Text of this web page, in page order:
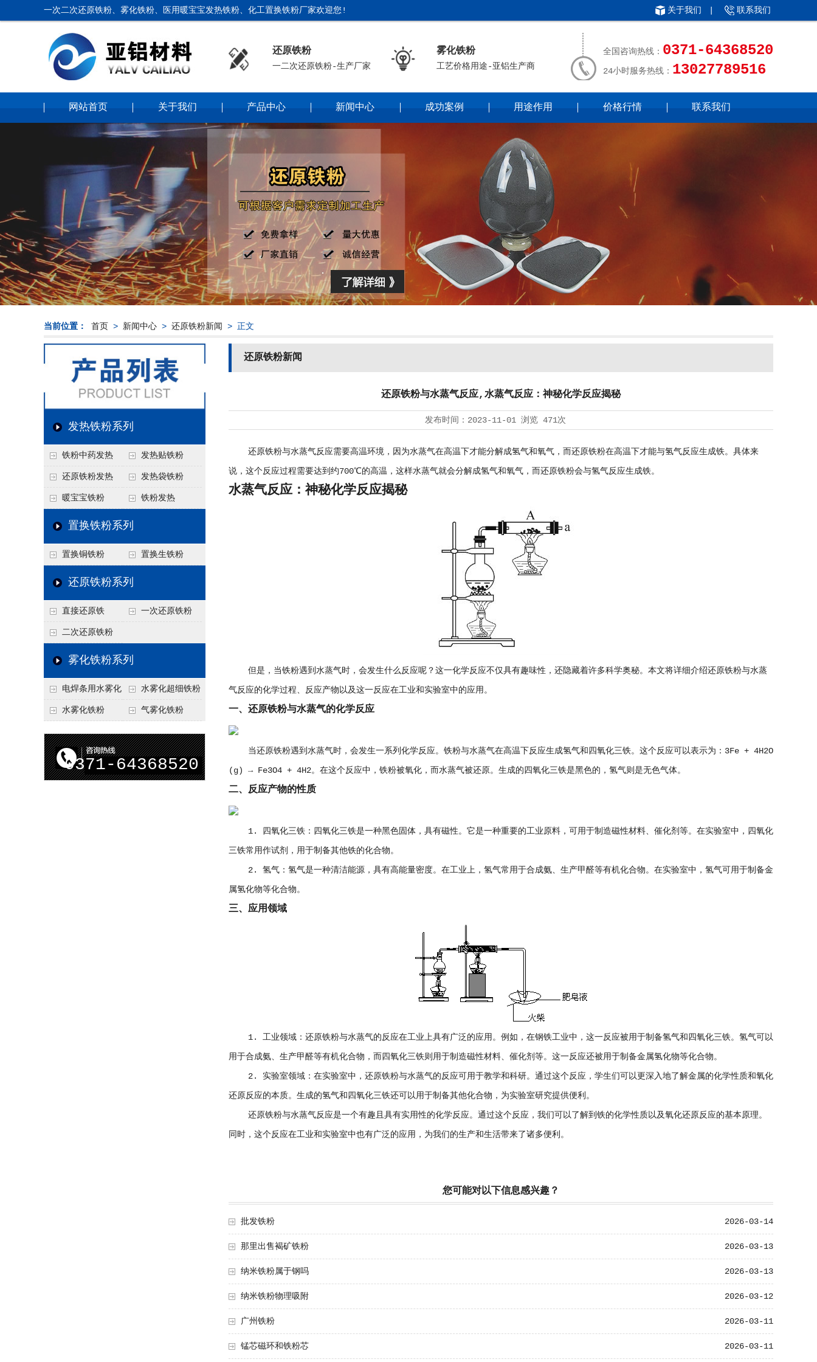
一次二次还原铁粉、雾化铁粉、医用暖宝宝发热铁粉、化工置换铁粉厂家欢迎您! 关于我们 联系我们
还原铁粉
一二次还原铁粉-生产厂家
雾化铁粉
工艺价格用途-亚铝生产商
全国咨询热线： 0371-64368520
24小时服务热线： 13027789516
网站首页 关于我们 产品中心 新闻中心 成功案例 用途作用 价格行情 联系我们
当前位置： 首页 > 新闻中心 > 还原铁粉新闻 > 正文
发热铁粉系列
铁粉中药发热 发热贴铁粉
还原铁粉发热 发热袋铁粉
暖宝宝铁粉 铁粉发热
置换铁粉系列
置换铜铁粉 置换生铁粉
还原铁粉系列
直接还原铁 一次还原铁粉
二次还原铁粉
雾化铁粉系列
电焊条用水雾化
铁粉
水雾化超细铁粉
水雾化铁粉 气雾化铁粉
0371-64368520
还原铁粉新闻
还原铁粉与水蒸气反应,水蒸气反应：神秘化学反应揭秘
发布时间： 2023-11-01 浏览 471次
还原铁粉与水蒸气反应需要高温环境，因为水蒸气在高温下才能分解成氢气和氧气，而还原铁粉在高温下才能与氢气反应生成铁。具体来
说，这个反应过程需要达到约700℃的高温，这样水蒸气就会分解成氢气和氧气，而还原铁粉会与氢气反应生成铁。
水蒸气反应：神秘化学反应揭秘
但是，当铁粉遇到水蒸气时，会发生什么反应呢？这一化学反应不仅具有趣味性，还隐藏着许多科学奥秘。本文将详细介绍还原铁粉与水蒸
气反应的化学过程、反应产物以及这一反应在工业和实验室中的应用。
一、还原铁粉与水蒸气的化学反应
当还原铁粉遇到水蒸气时，会发生一系列化学反应。铁粉与水蒸气在高温下反应生成氢气和四氧化三铁。这个反应可以表示为：3Fe + 4H2O
(g) → Fe3O4 + 4H2。在这个反应中，铁粉被氧化，而水蒸气被还原。生成的四氧化三铁是黑色的，氢气则是无色气体。
二、反应产物的性质
1. 四氧化三铁：四氧化三铁是一种黑色固体，具有磁性。它是一种重要的工业原料，可用于制造磁性材料、催化剂等。在实验室中，四氧化
三铁常用作试剂，用于制备其他铁的化合物。
2. 氢气：氢气是一种清洁能源，具有高能量密度。在工业上，氢气常用于合成氨、生产甲醛等有机化合物。在实验室中，氢气可用于制备金
属氢化物等化合物。
三、应用领域
1. 工业领域：还原铁粉与水蒸气的反应在工业上具有广泛的应用。例如，在钢铁工业中，这一反应被用于制备氢气和四氧化三铁。氢气可以
用于合成氨、生产甲醛等有机化合物，而四氧化三铁则用于制造磁性材料、催化剂等。这一反应还被用于制备金属氢化物等化合物。
2. 实验室领域：在实验室中，还原铁粉与水蒸气的反应可用于教学和科研。通过这个反应，学生们可以更深入地了解金属的化学性质和氧化
还原反应的本质。生成的氢气和四氧化三铁还可以用于制备其他化合物，为实验室研究提供便利。
还原铁粉与水蒸气反应是一个有趣且具有实用性的化学反应。通过这个反应，我们可以了解到铁的化学性质以及氧化还原反应的基本原理。
同时，这个反应在工业和实验室中也有广泛的应用，为我们的生产和生活带来了诸多便利。
您可能对以下信息感兴趣？
2026-03-14
批发铁粉
2026-03-13
那里出售褐矿铁粉
2026-03-13
纳米铁粉属于钢吗
2026-03-12
纳米铁粉物理吸附
2026-03-11
广州铁粉
2026-03-11
锰芯磁环和铁粉芯